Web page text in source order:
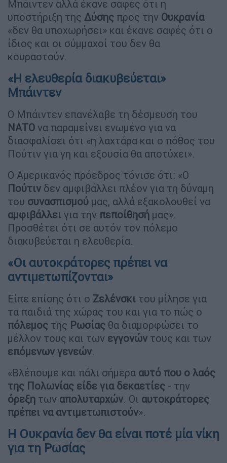
Μπάιντεν αλλά έκανε σαφές ότι η
υποστήριξη της Δύσης προς την Ουκρανία
«δεν θα υποχωρήσει» και έκανε σαφές ότι ο
ίδιος και οι σύμμαχοί του δεν θα
κουραστούν.
«Η ελευθερία διακυβεύεται»
Μπάιντεν
Ο Μπάιντεν επανέλαβε τη δέσμευση του
ΝΑΤΟ να παραμείνει ενωμένο για να
διασφαλίσει ότι «η λαχτάρα και ο πόθος του
Πούτιν για γη και εξουσία θα αποτύχει».
Ο Αμερικανός πρόεδρος τόνισε ότι: «Ο
Πούτιν δεν αμφιβάλλει πλέον για τη δύναμη
του συνασπισμού μας, αλλά εξακολουθεί να
αμφιβάλλει για την πεποίθησή μας».
Προσθέτει ότι σε αυτόν τον πόλεμο
διακυβεύεται η ελευθερία.
«Οι αυτοκράτορες πρέπει να
αντιμετωπίζονται»
Είπε επίσης ότι ο Ζελένσκι του μίλησε για
τα παιδιά της χώρας του και για το πώς ο
πόλεμος της Ρωσίας θα διαμορφώσει το
μέλλον τους και των εγγονών τους και των
επόμενων γενεών.
«Βλέπουμε και πάλι σήμερα αυτό που ο λαός
της Πολωνίας είδε για δεκαετίες - την
όρεξη των απολυταρχών. Οι αυτοκράτορες
πρέπει να αντιμετωπιστούν».
Η Ουκρανία δεν θα είναι ποτέ μία νίκη
για τη Ρωσίας